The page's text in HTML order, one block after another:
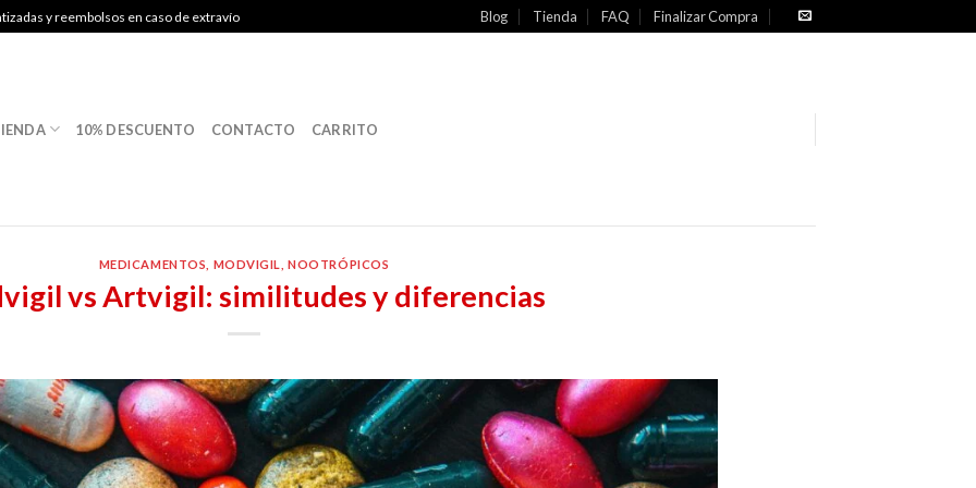
y reembolsos en caso de extravío Blog Tienda FAQ Finalizar Compra
10% DESCUENTO CONTACTO CARRITO
MEDICAMENTOS MODVIGIL ,NOOTRÓPICOS
vs Artvigil: similitudes y diferencias